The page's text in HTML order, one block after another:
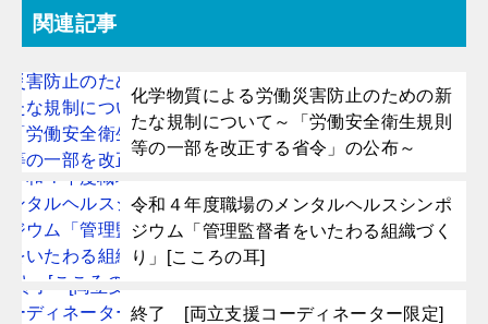
関連記事
化学物質による労働災害防止のための新
たな規制について～「労働安全衛生規則
等の一部を改正する省令」の公布～
令和４年度職場のメンタルヘルスシンポ
ジウム「管理監督者をいたわる組織づく
り」[こころの耳]
終了 [両立支援コーディネーター限定]